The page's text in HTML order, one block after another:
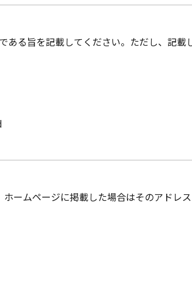
る旨を記載してください。ただし、記
ームページに掲載した場合はそのアドレス